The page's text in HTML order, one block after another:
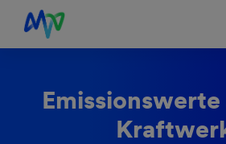
Zur Hauptnavigation
Zum Hauptinhalt
Zur Footernavigation